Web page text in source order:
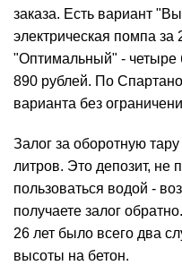
заказа. Есть вариант
электрическая помпа за
"Оптимальный" - четыре
890 рублей. По
варианта без
Залог за оборотную
литров. Это депозит, не
пользоваться водой -
получаете залог
26 лет было всего два
высоты на бетон.